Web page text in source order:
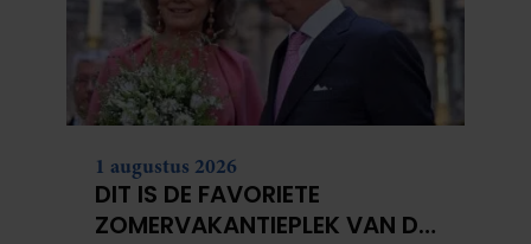
1 augustus 2026
DIT IS DE FAVORIETE
ZOMERVAKANTIEPLEK VAN DE